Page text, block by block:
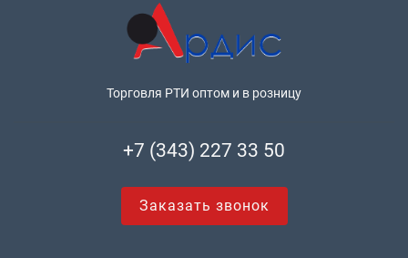
Торговля РТИ оптом и в розницу
+7 (343) 227 33 50
Заказать звонок